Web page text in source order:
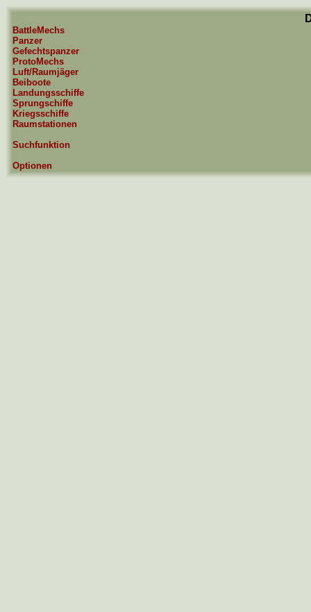
BattleMechs
Panzer
Gefechtspanzer
ProtoMechs
Luft/Raumjäger
Beiboote
Landungsschiffe
Sprungschiffe
Kriegsschiffe
Raumstationen
Suchfunktion
Optionen